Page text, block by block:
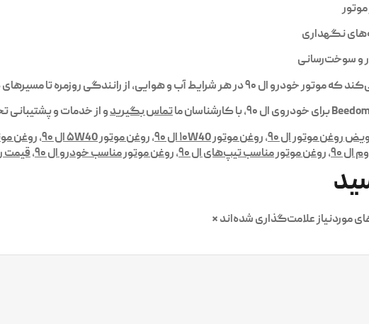
نگهداری
و سوخت‌رسانی
آب و هوایی، از رانندگی روزمره تا مسیرهای طولانی، عملکردی روان، پایدار و مطمئن داشته باشد.
برای خودروی ال ۹۰، با کارشناسان ما تماس بگیریدو از خدمات و
روغن موتور ال ۹۰ ,روغن موتور ۱۰W40 ال ۹۰ ,روغن موتور ۵W40 ال ۹۰ ,روغن
ال ۹۰ ,روغن موتور مناسب تیپ‌های ال ۹۰ ,روغن موتور مناسب خودرو ال ۹۰ ,قیمت
موردنیاز علامت‌گذاری شده‌اند*